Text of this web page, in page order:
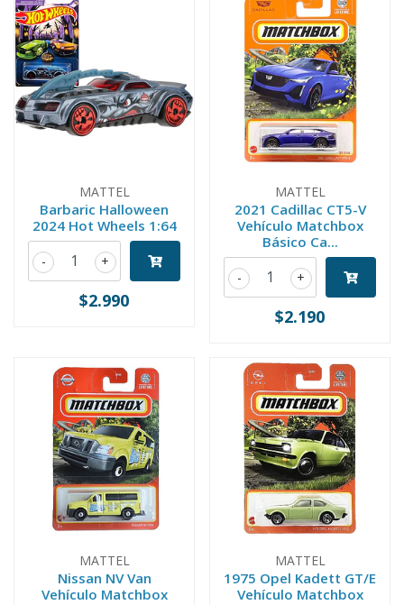
MATTEL
Barbaric Halloween
2024 Hot Wheels 1:64
+
-
$2.990
MATTEL
2021 Cadillac CT5-V
Vehículo Matchbox
Básico Ca...
+
-
$2.190
MATTEL
Nissan NV Van
Vehículo Matchbox
MATTEL
1975 Opel Kadett GT/E
Vehículo Matchbox